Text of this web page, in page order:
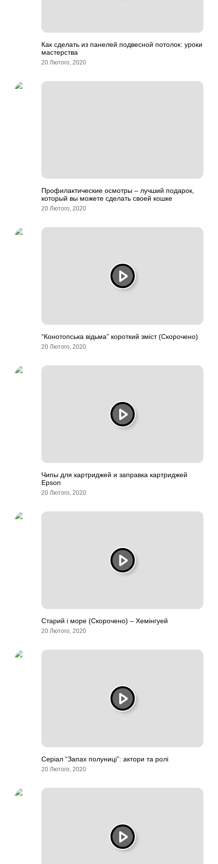
Как сделать из панелей подвесной потолок: уроки
мастерства
20 Лютого, 2020
Профилактические осмотры – лучший подарок,
который вы можете сделать своей кошке
20 Лютого, 2020
“Конотопська відьма” короткий зміст (Скорочено)
20 Лютого, 2020
Чипы для картриджей и заправка картриджей
Epson
20 Лютого, 2020
Старий і море (Скорочено) – Хемінгуей
20 Лютого, 2020
Серіал “Запах полуниці”: актори та ролі
20 Лютого, 2020